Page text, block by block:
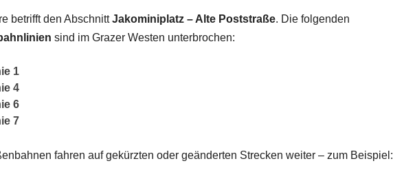
betrifft den AbschnittJakominiplatz – Alte Poststraße. Die folgenden
sind im Grazer Westen unterbrochen:
1
4
6
7
fahren auf gekürzten oder geänderten Strecken weiter – zum Beispiel: